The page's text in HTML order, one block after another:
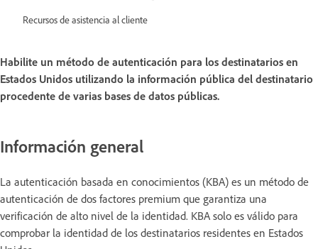
Recursos de asistencia al cliente
Habilite un método de autenticación para los destinatarios en
Estados Unidos utilizando la información pública del destinatario
procedente de varias bases de datos públicas.
Información general
La autenticación basada en conocimientos (KBA) es un método de
autenticación de dos factores premium que garantiza una
verificación de alto nivel de la identidad. KBA solo es válido para
comprobar la identidad de los destinatarios residentes en Estados